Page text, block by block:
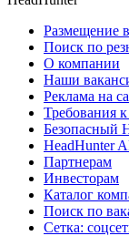
Размещение
Поиск по
О компании
Наши
Реклама на
Требования
Безопасный
HeadHunter
Партнерам
Инвесторам
Каталог
Поиск по
Сетка: